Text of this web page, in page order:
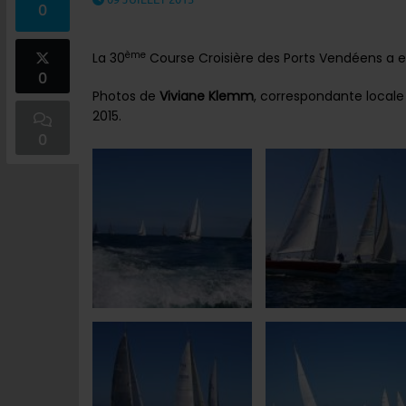
0
0
0
La 30ème Course Croisière des Ports Vendéens a
Photos de Viviane Klemm, correspondante
2015.